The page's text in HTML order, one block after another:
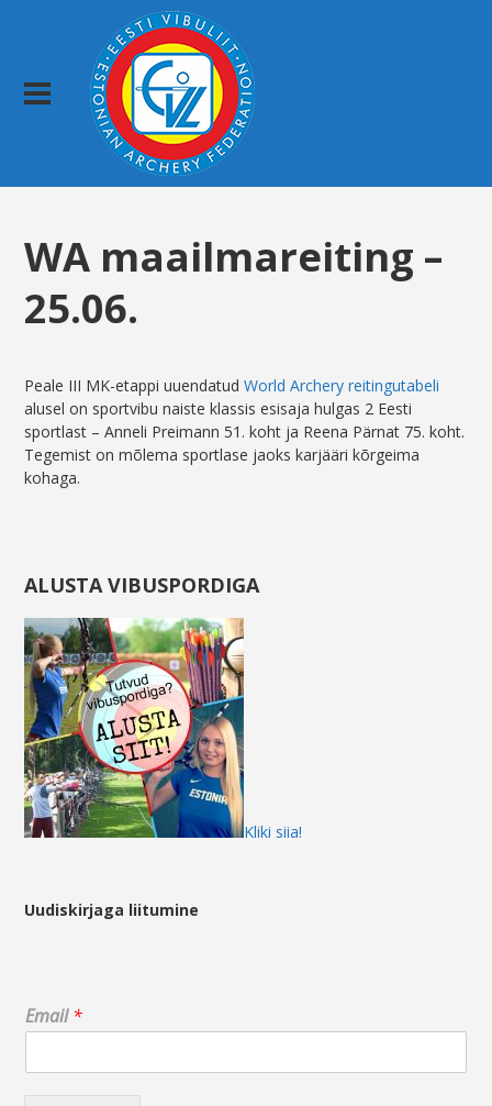
WA maailmareiting –
25.06.
Peale III MK-etappi uuendatudWorld Archery reitingutabeli
alusel on sportvibu naiste klassis esisaja hulgas 2 Eesti
sportlast – Anneli Preimann 51. koht ja Reena Pärnat 75. koht.
Tegemist on mõlema sportlase jaoks karjääri kõrgeima
kohaga.
ALUSTA VIBUSPORDIGA
Kliki siia!
Uudiskirjaga liitumine
E
m
i
Email*